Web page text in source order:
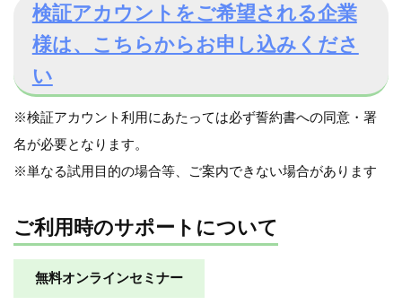
検証アカウントをご希望される企業
様は、こちらからお申し込みくださ
い
※検証アカウント利用にあたっては必ず誓約書への同意・署
名が必要となります。
※単なる試用目的の場合等、ご案内できない場合があります
ご利用時のサポートについて
無料オンラインセミナー